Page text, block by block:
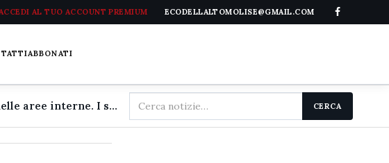
AL TUO ACCOUNT PREMIUM ECODELLALTOMOLISE@GMAIL.COM
ABBONATI
Schlein: «Pagare di più medici e infermieri per lavorare nelle aree interne. I soldi? Togliendoli dal ponte sullo stretto di Messina»
Cerca
nel
CERCA